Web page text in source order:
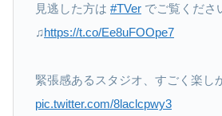
見逃した方は #TVer でご覧くださ
♫https://t.co/Ee8uFOOpe7
緊張感あるスタジオ、すごく楽し
pic.twitter.com/8laclcpwy3